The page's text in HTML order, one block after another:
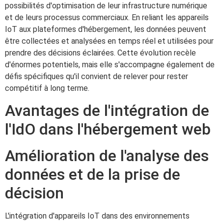
possibilités d'optimisation de leur infrastructure numérique
et de leurs processus commerciaux. En reliant les appareils
IoT aux plateformes d'hébergement, les données peuvent
être collectées et analysées en temps réel et utilisées pour
prendre des décisions éclairées. Cette évolution recèle
d'énormes potentiels, mais elle s'accompagne également de
défis spécifiques qu'il convient de relever pour rester
compétitif à long terme.
Avantages de l'intégration de
l'IdO dans l'hébergement web
Amélioration de l'analyse des
données et de la prise de
décision
L'intégration d'appareils IoT dans des environnements